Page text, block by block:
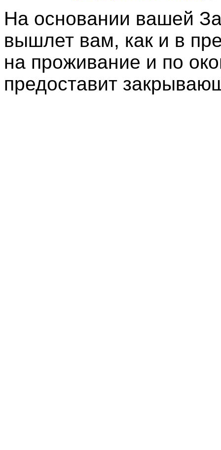
На основании вашей
вышлет вам, как и в
на проживание и по
предоставит